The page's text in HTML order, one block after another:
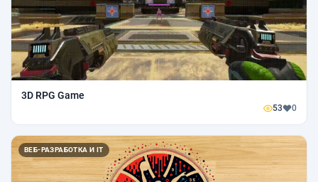
3D RPG Game
53 0
ВЕБ-РАЗРАБОТКА И IT